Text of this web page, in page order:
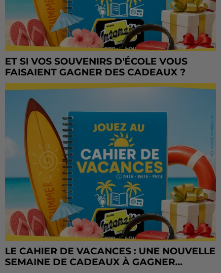
ET SI VOS SOUVENIRS D'ÉCOLE VOUS
FAISAIENT GAGNER DES CADEAUX ?
LE CAHIER DE VACANCES : UNE NOUVELLE
SEMAINE DE CADEAUX À GAGNER...